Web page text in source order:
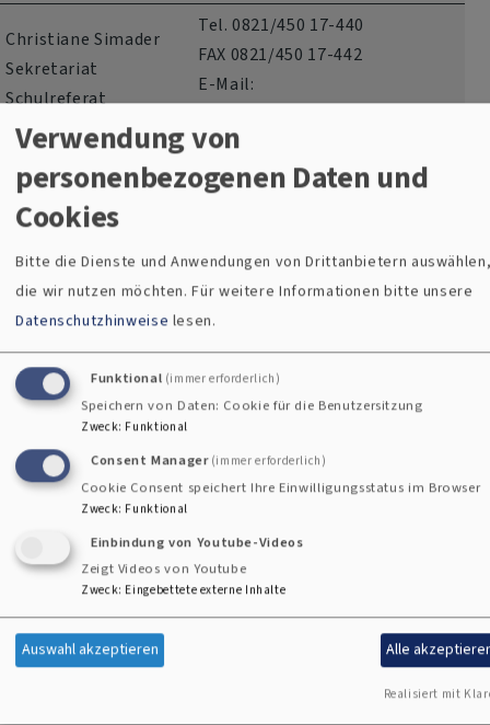
Christiane Simader
Sekretariat
Schulreferat
Tel. 0821/450 17-440
FAX 0821/450 17-442
E-Mail:
Dekanatskantorat
Theresa und Moritz
Schwärzer
Tel. 0821/45017-400
theresa.schwaerzer@elkb.de
moritz.schwaerzer@elkb.de
Adresse
Fuggerstr. 8
86150 Augsburg
Tel. 0821/45017-400
FAX 0821/45017-409
E-Mail:dekanat.augsburg@elkb.de
Verwendung von
personenbezogenen Daten und
Cookies
Bitte die Dienste und Anwendungen von Drittanbietern
die wir nutzen möchten.Für weitere Informationen bitte unsere
Datenschutzhinweise lesen.
Funktional (immer erforderlich)
Speichern von Daten: Cookie für die Benutzersitzung
Zweck: Funktional
Consent Manager (immer erforderlich)
Cookie Consent speichert Ihre Einwilligungsstatus im Browser
Zweck: Funktional
Einbindung von Youtube-Videos
Zeigt Videos von Youtube
Zweck: Eingebettete externe Inhalte
Auswahl akzeptieren Alle
Realisiert mit